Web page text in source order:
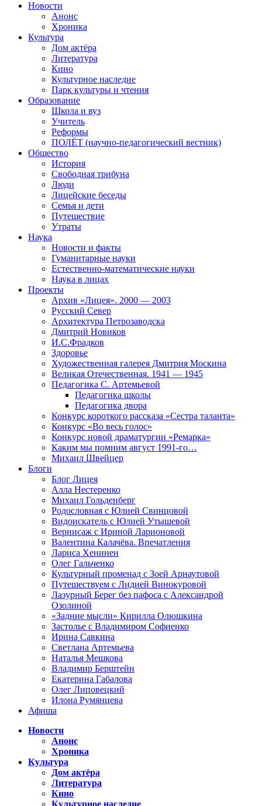
Новости
Анонс
Хроника
Культура
Дом актёра
Литература
Кино
Культурное наследие
Парк культуры и чтения
Образование
Школа и вуз
Учитель
Реформы
ПОЛЁТ (научно-педагогический вестник)
Общество
История
Свободная трибуна
Люди
Лицейские беседы
Семья и дети
Путешествие
Утраты
Наука
Новости и факты
Гуманитарные науки
Естественно-математические науки
Наука в лицах
Проекты
Архив «Лицея». 2000 — 2003
Русский Север
Архитектура Петрозаводска
Дмитрий Новиков
И.С.Фрадков
Здоровье
Художественная галерея Дмитрия Москина
Великая Отечественная. 1941 — 1945
Педагогика С. Артемьевой
Педагогика школы
Педагогика двора
Конкурс короткого рассказа «Сестра таланта»
Конкурс «Во весь голос»
Конкурс новой драматургии «Ремарка»
Каким мы помним август 1991-го…
Михаил Швейцер
Блоги
Блог Лицея
Алла Нестеренко
Михаил Гольденберг
Родословная с Юлией Свинцовой
Видоискатель с Юлией Утышевой
Вернисаж с Ириной Ларионовой
Валентина Калачёва. Впечатления
Лариса Хенинен
Олег Гальченко
Культурный променад с Зоей Арнаутовой
Путешествуем с Лидией Винокуровой
Лазурный Берег без пафоса с Александрой
Озолиной
«Задние мысли» Кирилла Олюшкина
Застолье с Владимиром Софиенко
Ирина Савкина
Светлана Артемьева
Наталья Мешкова
Владимир Берштейн
Екатерина Габалова
Олег Липовецкий
Илона Румянцева
Афиша
Новости
Анонс
Хроника
Культура
Дом актёра
Литература
Кино